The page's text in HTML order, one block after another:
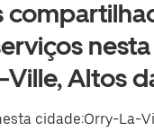
Altos
cidade:Orry-La-